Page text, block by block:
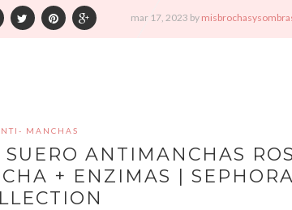
mar 17, 2023 by
MANCHAS
ANTIMANCHAS
+ ENZIMAS | SEPHORA